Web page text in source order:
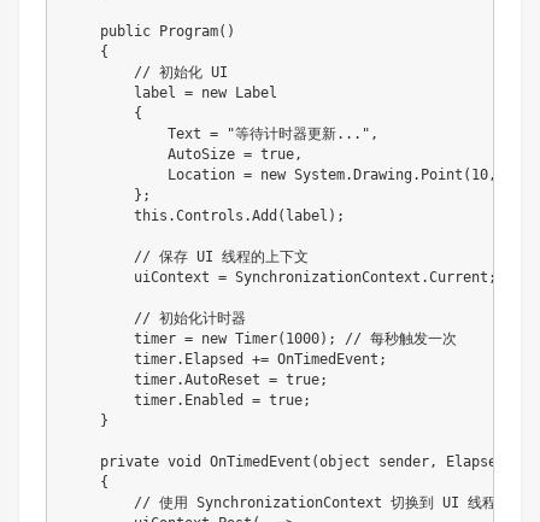
    public Program()
    {
        // 初始化 UI
        label = new Label
        {
            Text = "等待计时器更新...",
            AutoSize = true,
            Location = new System.Drawing.Point(10, 10)
        };
        this.Controls.Add(label);
        // 保存 UI 线程的上下文
        uiContext = SynchronizationContext.Current;
        // 初始化计时器
        timer = new Timer(1000); // 每秒触发一次
        timer.Elapsed += OnTimedEvent;
        timer.AutoReset = true;
        timer.Enabled = true;
    }
private void OnTimedEvent(object sender,
    {
        // 使用 SynchronizationContext 切换到 UI 线程